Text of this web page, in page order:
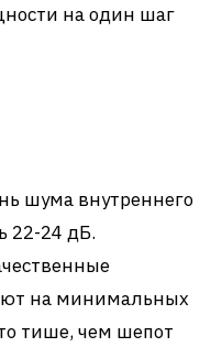
на один шаг
шума внутреннего
22-24 дБ.
на минимальных
тише, чем шепот